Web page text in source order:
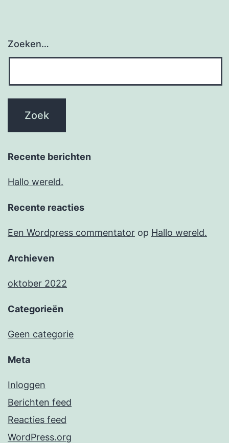
Zoeken…
Recente berichten
Hallo wereld.
Recente reacties
Een Wordpress commentator op Hallo wereld.
Archieven
oktober 2022
Categorieën
Geen categorie
Meta
Inloggen
Berichten feed
Reacties feed
WordPress.org